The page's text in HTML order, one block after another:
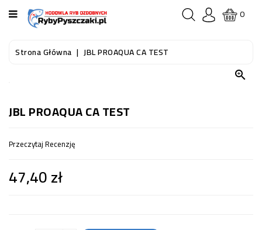
KATEGORIA
STRONA
AKWARIOWE
DO
WODNEGO
I
0
Strona Główna JBL PROAQUA CA TEST

JBL PROAQUA CA TEST
Przeczytaj Recenzję
47,40 zł